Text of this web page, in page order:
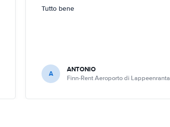
Tutto bene
A ANTONIO
Finn-Rent Aeroporto di Lappeenranta